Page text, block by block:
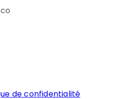
de confidentialité